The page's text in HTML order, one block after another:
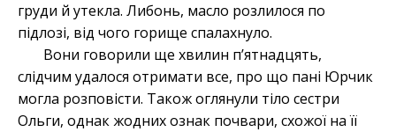
груди й утекла. Либонь, масло розлилося по
підлозі, від чого горище спалахнуло.
Вони говорили ще хвилин п’ятнадцять,
слідчим удалося отримати все, про що пані Юрчик
могла розповісти. Також оглянули тіло сестри
Ольги, однак жодних ознак почвари, схожої на її